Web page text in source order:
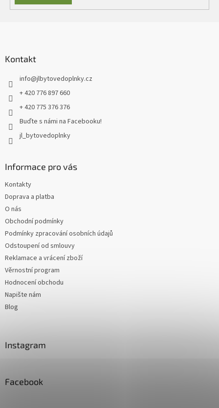
Kontakt
info@jlbytovedoplnky.cz
+ 420 776 897 660
+ 420 775 376 376
Buďte s námi na Facebooku!
jl_bytovedoplnky
Informace pro vás
Kontakty
Doprava a platba
O nás
Obchodní podmínky
Podmínky zpracování osobních údajů
Odstoupení od smlouvy
Reklamace a vrácení zboží
Věrnostní program
Hodnocení obchodu
Napište nám
Blog
Instagram
Facebook